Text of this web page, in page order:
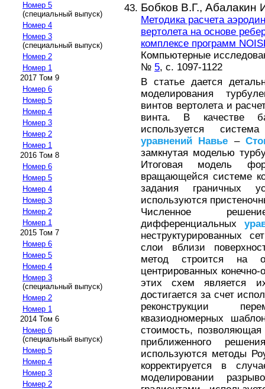
Номер 5
(специальный выпуск)
Номер 4
Номер 3
(специальный выпуск)
Номер 2
Номер 1
2017 Том 9
Номер 6
Номер 5
Номер 4
Номер 3
Номер 2
Номер 1
2016 Том 8
Номер 6
Номер 5
Номер 4
Номер 3
Номер 2
Номер 1
2015 Том 7
Номер 6
Номер 5
Номер 4
Номер 3
(специальный выпуск)
Номер 2
Номер 1
2014 Том 6
Номер 6
(специальный выпуск)
Номер 5
Номер 4
Номер 3
Номер 2
Бобков В.Г., Абалакин
Методика расчета
вертолета на основе
комплексе программ
Компьютерные
№ 5, с. 1097-1122
В статье дается
моделирования
винтов вертолета и
винта. В качестве
используется
уравнений
Навье –
замкнутая моделью
Итоговая модель
вращающейся системе
задания граничных
используются
Численное
дифференциальных
неструктурированных
слои вблизи
метод строится на
центрированных
этих схем является
достигается за счет
реконструкции
квазиодномерных
стоимость,
приближенного
используются методы
корректируется в
моделировании